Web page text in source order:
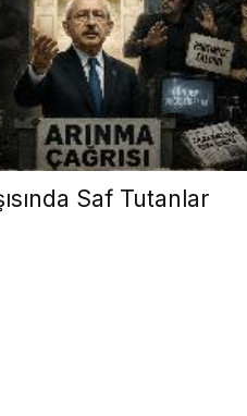
Saf Tutanlar